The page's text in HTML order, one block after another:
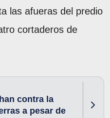
las afueras del predio
cortaderos de
contra la
a pesar de